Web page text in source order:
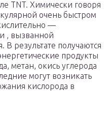
TNT. Химически говоря
очень быстром
—
, вызванной
В результате получаются
продукты
метан, окись углерода
могут возникать
кислорода в